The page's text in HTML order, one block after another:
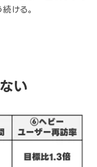
ける。
い